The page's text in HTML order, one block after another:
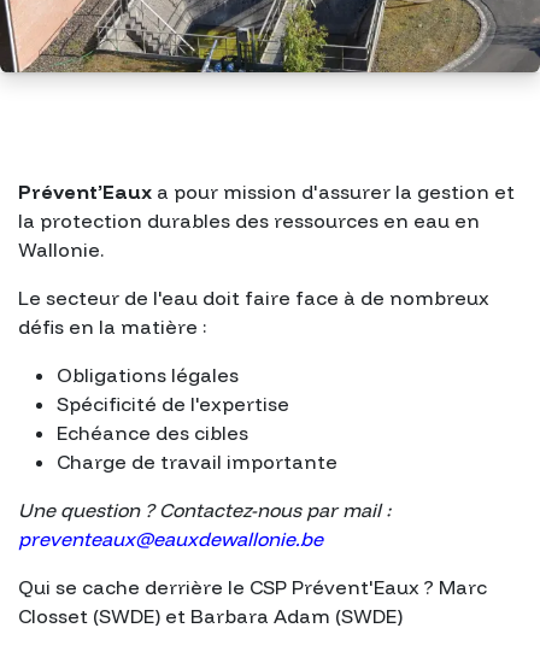
Prévent’Eaux a pour mission d'assurer la gestion et
la protection durables des ressources en eau en
Wallonie.
Le secteur de l'eau doit faire face à de nombreux
défis en la matière :
Obligations légales
Spécificité de l'expertise
Echéance des cibles
Charge de travail importante
Une question ? Contactez-nous par mail :
preventeaux@eauxdewallonie.be
Qui se cache derrière le CSP Prévent'Eaux ? Marc
Closset (SWDE) et Barbara Adam (SWDE)